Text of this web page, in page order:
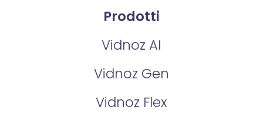
Prodotti
Vidnoz AI
Vidnoz Gen
Vidnoz Flex